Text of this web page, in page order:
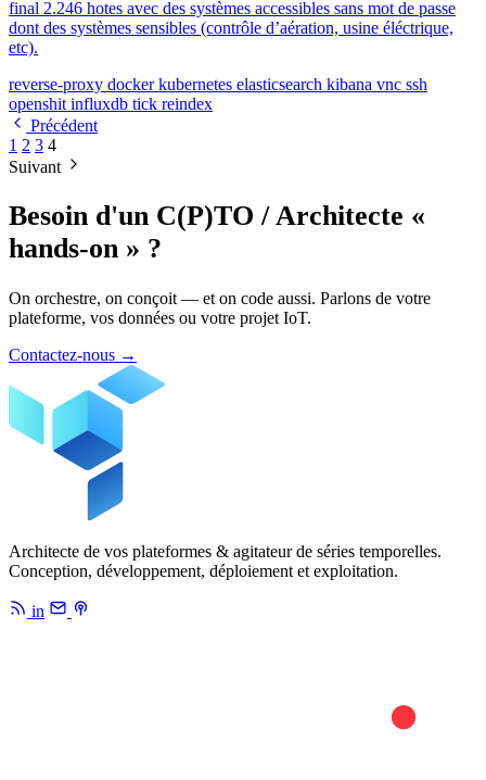
final 2.246 hotes avec des systèmes accessibles sans mot de passe
dont des systèmes sensibles (contrôle d’aération, usine éléctrique,
etc).
reverse-proxy docker kubernetes elasticsearch kibana vnc ssh
openshit influxdb tick reindex
Précédent
1 2 3 4
Suivant
Besoin d'un C(P)TO / Architecte «
hands-on » ?
On orchestre, on conçoit — et on code aussi. Parlons de votre
plateforme, vos données ou votre projet IoT.
Contactez-nous →
Architecte de vos plateformes & agitateur de séries temporelles.
Conception, développement, déploiement et exploitation.
in